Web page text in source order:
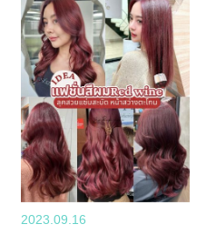
2023.09.16